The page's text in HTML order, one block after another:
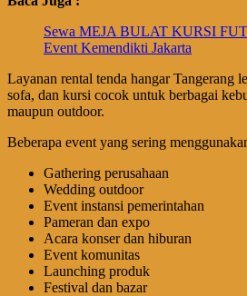
Sewa MEJA BULAT KURSI
Event Kemendikti Jakarta
Layanan rental tenda hangar Tangerang
sofa, dan kursi cocok untuk berbagai
maupun outdoor.
Beberapa event yang sering
Gathering perusahaan
Wedding outdoor
Event instansi pemerintahan
Pameran dan expo
Acara konser dan hiburan
Event komunitas
Launching produk
Festival dan bazar